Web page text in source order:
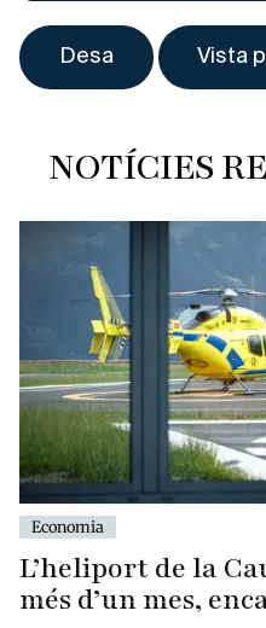
NOTÍCIES
Economia
L’heliport de la
més d’un mes,